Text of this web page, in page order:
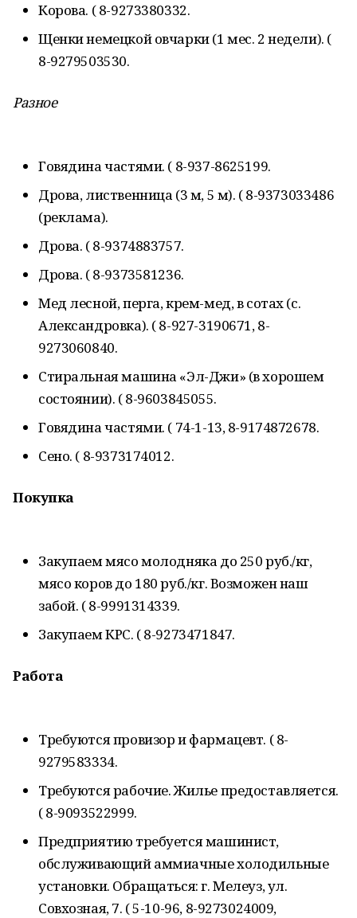
Корова. ( 8-9273380332.
Щенки немецкой овчарки (1 мес. 2 недели). (
8-9279503530.
Разное
Говядина частями. ( 8-937-8625199.
Дрова, лиственница (3 м, 5 м). ( 8-9373033486
(реклама).
Дрова. ( 8-9374883757.
Дрова. ( 8-9373581236.
Мед лесной, перга, крем-мед, в сотах (с.
Александровка). ( 8-927-3190671, 8-
9273060840.
Стиральная машина «Эл-Джи» (в хорошем
состоянии). ( 8-9603845055.
Говядина частями. ( 74-1-13, 8-9174872678.
Сено. ( 8-9373174012.
Покупка
Закупаем мясо молодняка до 250 руб./кг,
мясо коров до 180 руб./кг. Возможен наш
забой. ( 8-9991314339.
Закупаем КРС. ( 8-9273471847.
Работа
Требуются провизор и фармацевт. ( 8-
9279583334.
Требуются рабочие. Жилье предоставляется.
( 8-9093522999.
Предприятию требуется машинист,
обслуживающий аммиачные холодильные
установки. Обращаться: г. Мелеуз, ул.
Совхозная, 7. ( 5-10-96, 8-9273024009,